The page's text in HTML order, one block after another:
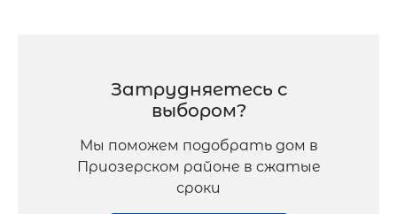
Затрудняетесь с
выбором?
Мы поможем подобрать дом в
Приозерском районе в сжатые
сроки